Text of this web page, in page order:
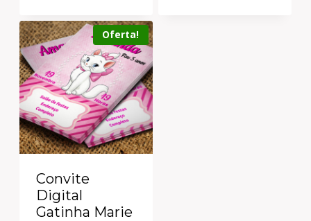
Oferta!
Convite
Digital
Gatinha Marie